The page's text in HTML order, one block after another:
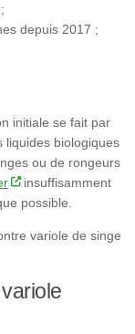
depuis 2017 ;
initiale se fait par
liquides biologiques
ou de rongeurs
insuffisamment
possible.
variole de singe